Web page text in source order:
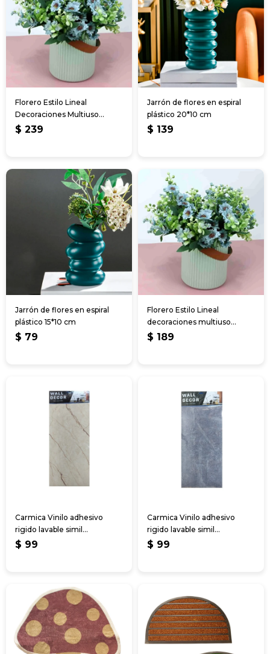
Florero Estilo Lineal
Decoraciones Multiuso
18x16cm
$ 239
Jarrón de flores en espiral
plástico 20*10 cm
$ 139
Jarrón de flores en espiral
plástico 15*10 cm
$ 79
Florero Estilo Lineal
decoraciones multiuso
15x15cm
$ 189
Carmica Vinilo adhesivo
rigido lavable simil
Marmol/Piedra 3
$ 99
Carmica Vinilo adhesivo
rigido lavable simil
Marmol/Piedra 3
$ 99